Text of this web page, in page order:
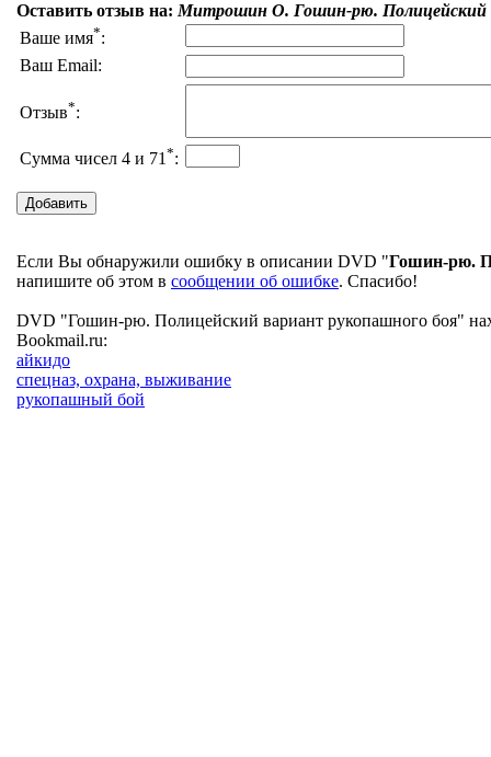
Оставить отзыв на:Митрошин О. Гошин-рю. Полицейский
Ваше имя*:
Ваш Email:
Отзыв*:
Сумма чисел 4 и 71*:
Если Вы обнаружили ошибку в описании DVD "Гошин-рю.
напишите об этом в сообщении об ошибке. Спасибо!
DVD "Гошин-рю. Полицейский вариант рукопашного боя"
Bookmail.ru:
айкидо
спецназ, охрана, выживание
рукопашный бой